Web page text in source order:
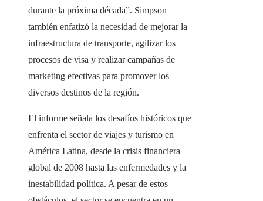
durante la próxima década”. Simpson
también enfatizó la necesidad de mejorar la
infraestructura de transporte, agilizar los
procesos de visa y realizar campañas de
marketing efectivas para promover los
diversos destinos de la región.
El informe señala los desafíos históricos que
enfrenta el sector de viajes y turismo en
América Latina, desde la crisis financiera
global de 2008 hasta las enfermedades y la
inestabilidad política. A pesar de estos